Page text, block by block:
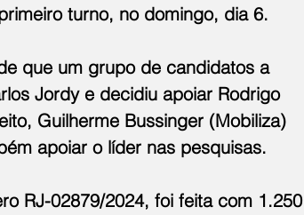
turno, no domingo, dia 6.
que um grupo de candidatos a
Jordy e decidiu apoiar Rodrigo
Guilherme Bussinger (Mobiliza)
apoiar o líder nas pesquisas.
RJ-02879/2024, foi feita com 1.250